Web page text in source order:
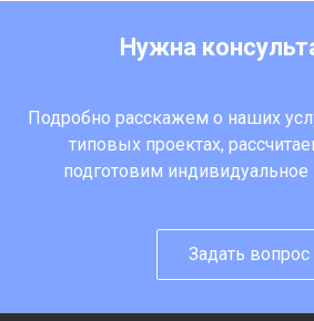
Нужна
Подробно расскажем о наших
типовых проектах,
подготовим
Задать вопрос